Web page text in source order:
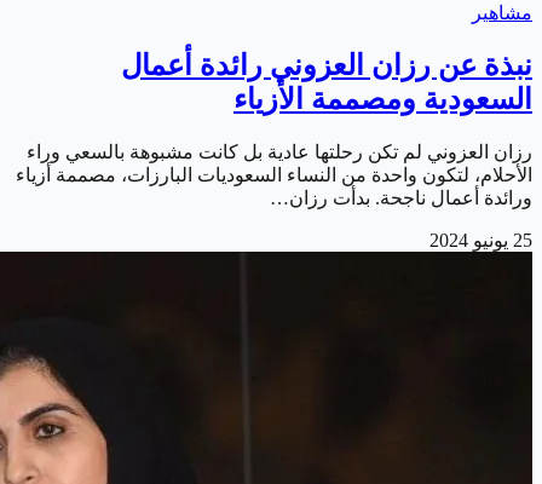
مشاهير
نبذة عن رزان العزوني رائدة أعمال
السعودية ومصممة الأزياء
رزان العزوني لم تكن رحلتها عادية بل كانت مشبوهة بالسعي وراء
الأحلام، لتكون واحدة من النساء السعوديات البارزات، مصممة أزياء
ورائدة أعمال ناجحة. بدأت رزان…
25 يونيو 2024